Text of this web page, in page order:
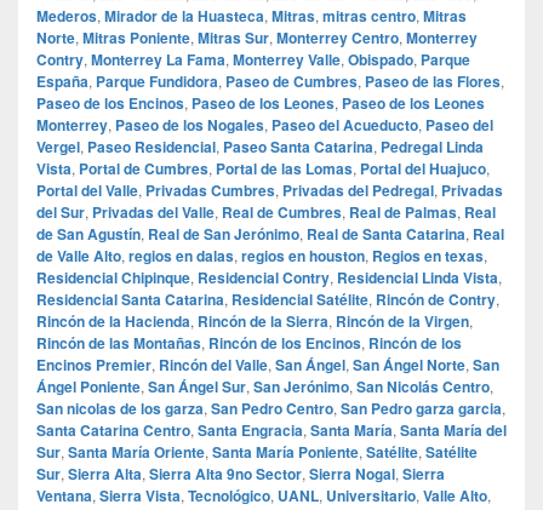
Mederos, Mirador de la Huasteca, Mitras, mitras centro, Mitras
Norte, Mitras Poniente, Mitras Sur, Monterrey Centro, Monterrey
Contry, Monterrey La Fama, Monterrey Valle, Obispado, Parque
España, Parque Fundidora, Paseo de Cumbres, Paseo de las Flores,
Paseo de los Encinos, Paseo de los Leones, Paseo de los Leones
Monterrey, Paseo de los Nogales, Paseo del Acueducto, Paseo del
Vergel, Paseo Residencial, Paseo Santa Catarina, Pedregal Linda
Vista, Portal de Cumbres, Portal de las Lomas, Portal del Huajuco,
Portal del Valle, Privadas Cumbres, Privadas del Pedregal, Privadas
del Sur, Privadas del Valle, Real de Cumbres, Real de Palmas, Real
de San Agustín, Real de San Jerónimo, Real de Santa Catarina, Real
de Valle Alto, regios en dalas, regios en houston, Regios en texas,
Residencial Chipinque, Residencial Contry, Residencial Linda Vista,
Residencial Santa Catarina, Residencial Satélite, Rincón de Contry,
Rincón de la Hacienda, Rincón de la Sierra, Rincón de la Virgen,
Rincón de las Montañas, Rincón de los Encinos, Rincón de los
Encinos Premier, Rincón del Valle, San Ángel, San Ángel Norte, San
Ángel Poniente, San Ángel Sur, San Jerónimo, San Nicolás Centro,
San nicolas de los garza, San Pedro Centro, San Pedro garza garcia,
Santa Catarina Centro, Santa Engracia, Santa María, Santa María del
Sur, Santa María Oriente, Santa María Poniente, Satélite, Satélite
Sur, Sierra Alta, Sierra Alta 9no Sector, Sierra Nogal, Sierra
Ventana, Sierra Vista, Tecnológico, UANL, Universitario, Valle Alto,